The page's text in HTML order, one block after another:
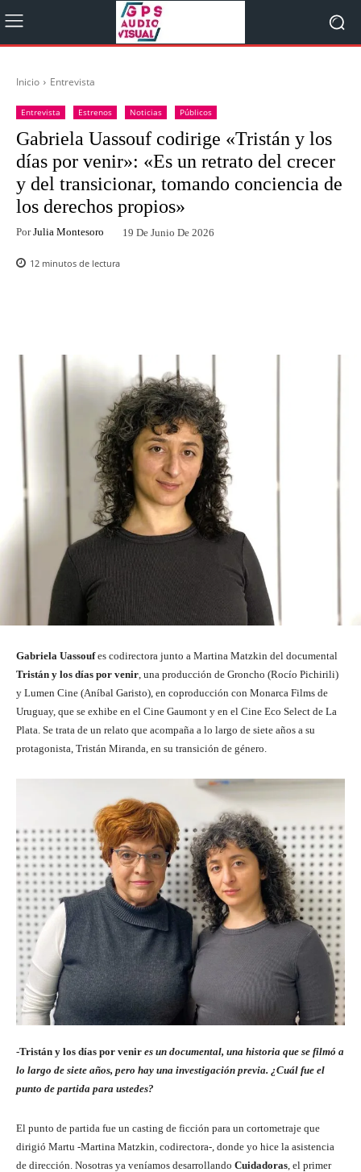
Inicio Entrevista
Entrevista Estrenos Noticias Públicos
Gabriela Uassouf codirige «Tristán y los
días por venir»: «Es un retrato del crecer
y del transicionar, tomando conciencia de
los derechos propios»
Por Julia Montesoro 19 De Junio De 2026
12 minutos de lectura
Gabriela Uassoufes codirectora junto a Martina Matzkin del documental
Tristán y los días por venir , una producción de Groncho (Rocío Pichirili)
y Lumen Cine (Aníbal Garisto), en coproducción con Monarca Films de
Uruguay, que se exhibe en el Cine Gaumont y en el Cine Eco Select de La
Plata. Se trata de un relato que acompaña a lo largo de siete años a su
protagonista, Tristán Miranda, en su transición de género.
-Tristán y los días por venir es un documental, una historia que se filmó a
lo largo de siete años, pero hay una investigación previa. ¿Cuál fue el
punto de partida para ustedes?
El punto de partida fue un casting de ficción para un cortometraje que
dirigió Martu -Martina Matzkin, codirectora-, donde yo hice la asistencia
de dirección. Nosotras ya veníamos desarrollando Cuidadoras , el primer